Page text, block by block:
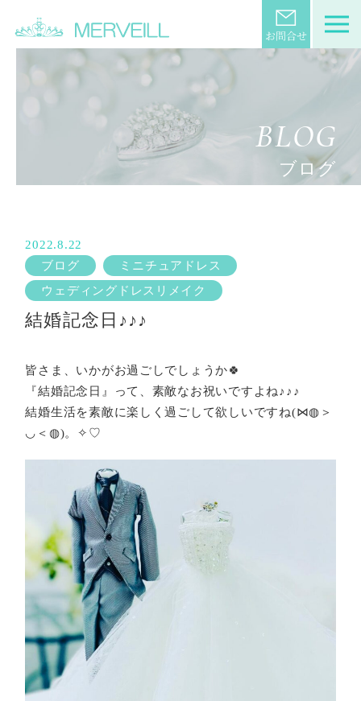
BLOG
ブログ
2022.8.22
ブログ
ミニチュアドレス
ウェディングドレスリメイク
結婚記念日♪♪♪
皆さま、いかがお過ごしでしょうか🍀
『結婚記念日』って、素敵なお祝いですよね♪♪♪
結婚生活を素敵に楽しく過ごして欲しいですね(⋈◍＞
◡＜◍)。✧♡